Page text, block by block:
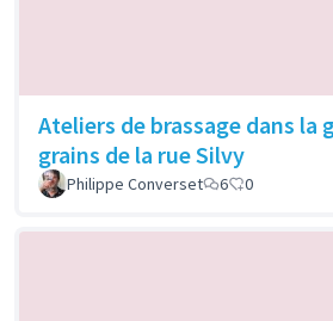
Ateliers de brassage dans la
grains de la rue Silvy
Philippe Converset 6 0